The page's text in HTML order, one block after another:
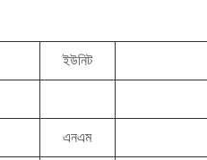
ইউনিট
এনএম